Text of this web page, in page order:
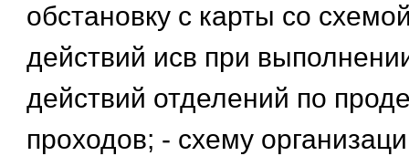
обстановку с карты со
действий исв при
действий отделений по
проходов; - схему